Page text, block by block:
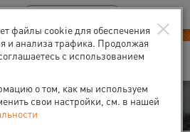
RU EN
×
файлы cookie для обеспечения
и анализа трафика. Продолжая
с использованием
о том, как мы используем
свои настройки, см. в нашей